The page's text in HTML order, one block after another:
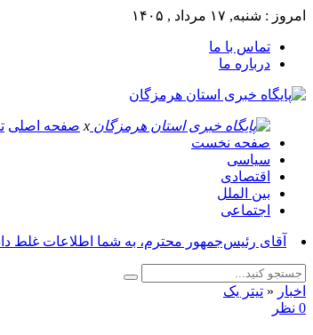
امروز : شنبه, ۱۷ مرداد , ۱۴۰۵
تماس با ما
درباره ما
x صفحه اصلی
صفحه نخست
سیاسی
اقتصادی
بین الملل
اجتماعی
آقای رئیس‌جمهور محترم، به شما اطلاعات غلط
اخبار « تیتر یک
0 نظر